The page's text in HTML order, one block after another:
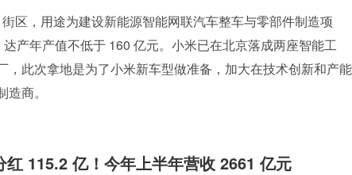
区，用途为建设新能源智能网联汽车整车与零部件制造项
产年产值不低于 160 亿元。小米已在北京落成两座智能工
，此次拿地是为了小米新车型做准备，加大在技术创新和产能
商。
115.2 亿！今年上半年营收 2661 亿元